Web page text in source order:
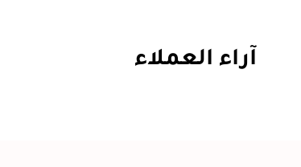
آراء العملاء